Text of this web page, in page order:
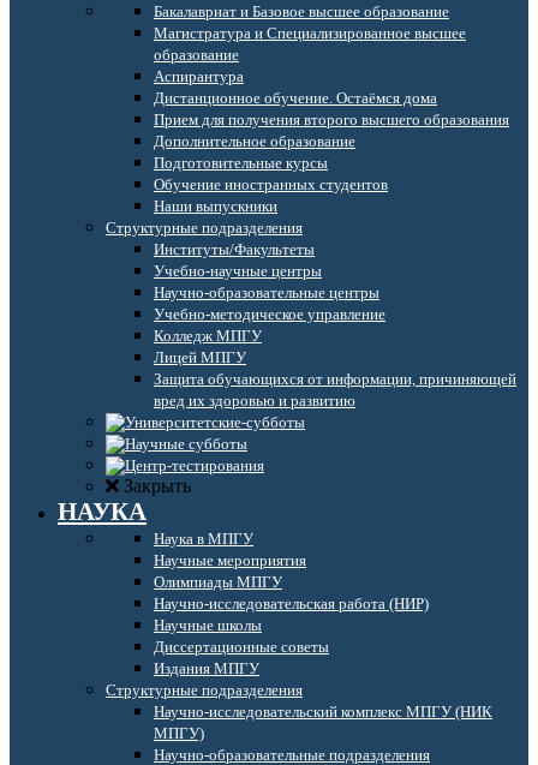
Бакалавриат и Базовое высшее образование
Магистратура и Специализированное высшее
образование
Аспирантура
Дистанционное обучение. Остаёмся дома
Прием для получения второго высшего образования
Дополнительное образование
Подготовительные курсы
Обучение иностранных студентов
Наши выпускники
Структурные подразделения
Институты/Факультеты
Учебно-научные центры
Научно-образовательные центры
Учебно-методическое управление
Колледж МПГУ
Лицей МПГУ
Защита обучающихся от информации, причиняющей
вред их здоровью и развитию
Закрыть
НАУКА
Наука в МПГУ
Научные мероприятия
Олимпиады МПГУ
Научно-исследовательская работа (НИР)
Научные школы
Диссертационные советы
Издания МПГУ
Структурные подразделения
Научно-исследовательский комплекс МПГУ (НИК
МПГУ)
Научно-образовательные подразделения